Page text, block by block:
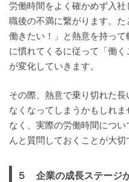
労働時間をよく確かめず入
職後の不満に繋がります。
働きたい！」と熱意を持っ
に慣れてくるに従って「働
が変化していきます。
その際、熱意で乗り切れた
なくなってしまうかもしれ
なく、実際の労働時間につ
んと質問しておくことが大切
５ 企業の成長ステージ